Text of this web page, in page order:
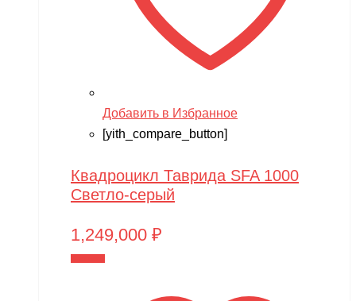
Добавить в Избранное
[yith_compare_button]
Квадроцикл Таврида SFA 1000
Светло-серый
1,249,000 ₽